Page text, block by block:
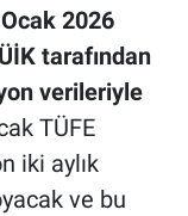
2026
tarafından
verileriyle
TÜFE
iki aylık
ve bu